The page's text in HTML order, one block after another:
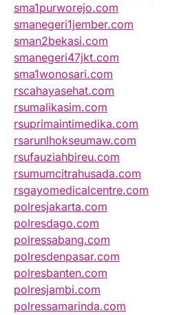
sma1purworejo.com
smanegeri1jember.com
sman2bekasi.com
smanegeri47jkt.com
sma1wonosari.com
rscahayasehat.com
rsumalikasim.com
rsuprimaintimedika.com
rsarunlhokseumaw.com
rsufauziahbireu.com
rsumumcitrahusada.com
rsgayomedicalcentre.com
polresjakarta.com
polresdago.com
polressabang.com
polresdenpasar.com
polresbanten.com
polresjambi.com
polressamarinda.com